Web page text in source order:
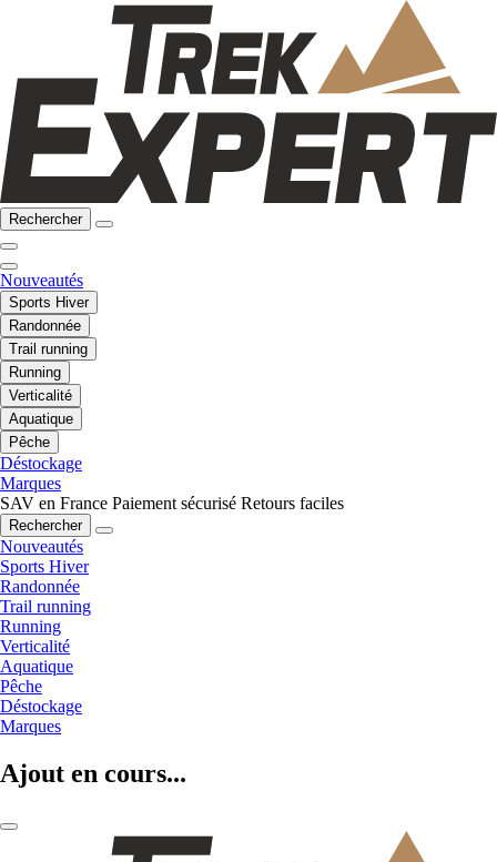
Rechercher
Nouveautés
Sports Hiver
Randonnée
Trail running
Running
Verticalité
Aquatique
Pêche
Déstockage
Marques
SAV en France Paiement sécurisé Retours faciles
Rechercher
Nouveautés
Sports Hiver
Randonnée
Trail running
Running
Verticalité
Aquatique
Pêche
Déstockage
Marques
Ajout en cours...